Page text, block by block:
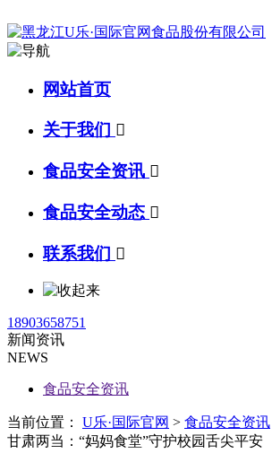
网站首页
关于我们 
食品安全资讯 
食品安全动态 
联系我们 
18903658751
新闻资讯
NEWS
食品安全资讯
当前位置： U乐·国际官网 > 食品安全资讯
甘肃两当：“妈妈食堂”守护校园舌尖平安